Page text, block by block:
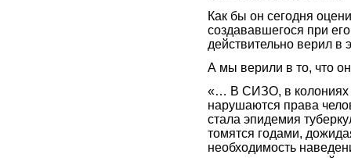
Как бы он сегодня
создававшегося при
действительно верил в
А мы верили в то, что
«… В СИЗО, в колониях
нарушаются права
стала эпидемия
томятся годами,
необходимость